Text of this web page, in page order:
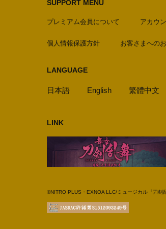
SUPPORT MENU
プレミアム会員について アカウ
個人情報保護方針 お客さまへの
LANGUAGE
日本語 English 繁體中文
LINK
©NITRO PLUS・EXNOA LLC/ミュージカル『刀剣